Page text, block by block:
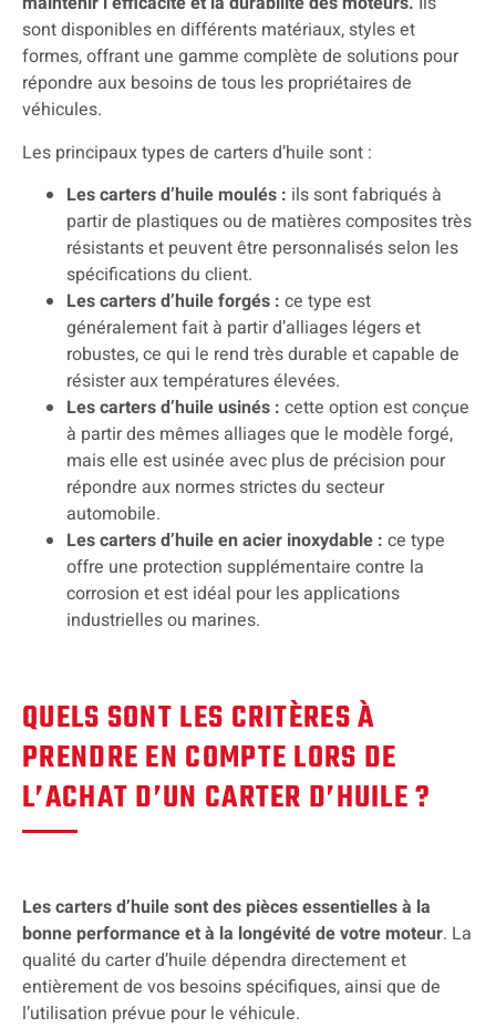
sont disponibles en différents matériaux, styles et
formes, offrant une gamme complète de solutions pour
répondre aux besoins de tous les propriétaires de
véhicules.
Les principaux types de carters d’huile sont :
Les carters d’huile moulés : ils sont fabriqués à
partir de plastiques ou de matières composites très
résistants et peuvent être personnalisés selon les
spécifications du client.
Les carters d’huile forgés : ce type est
généralement fait à partir d’alliages légers et
robustes, ce qui le rend très durable et capable de
résister aux températures élevées.
Les carters d’huile usinés : cette option est conçue
à partir des mêmes alliages que le modèle forgé,
mais elle est usinée avec plus de précision pour
répondre aux normes strictes du secteur
automobile.
Les carters d’huile en acier inoxydable : ce type
offre une protection supplémentaire contre la
corrosion et est idéal pour les applications
industrielles ou marines.
QUELS SONT LES CRITÈRES À
PRENDRE EN COMPTE LORS DE
L’ACHAT D’UN CARTER D’HUILE ?
Les carters d’huile sont des pièces essentielles à la
bonne performance et à la longévité de votre moteur. La
qualité du carter d’huile dépendra directement et
entièrement de vos besoins spécifiques, ainsi que de
l’utilisation prévue pour le véhicule.